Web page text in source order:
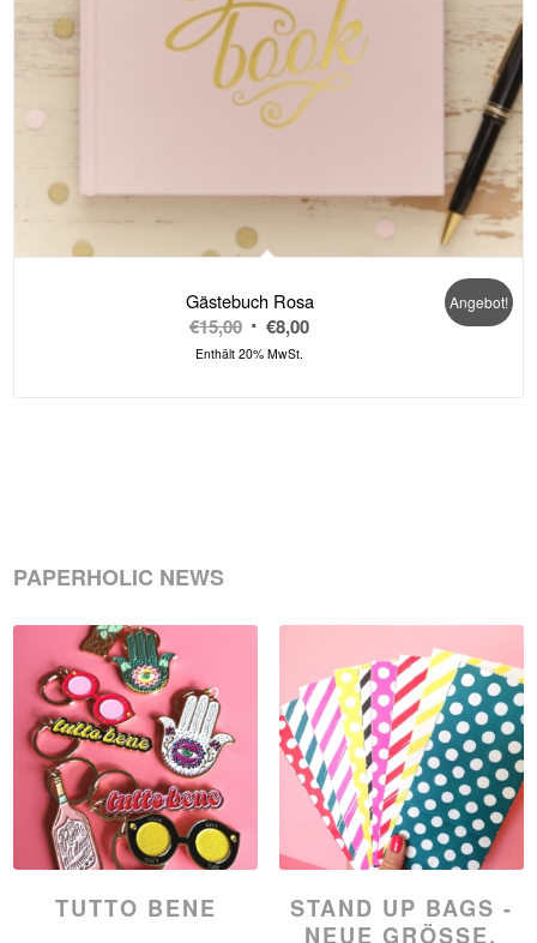
Gästebuch Rosa
€15,00 Ursprünglicher
Preis
€8,00Aktueller
Enthält 20% MwSt.
Angebot!
PAPERHOLIC NEWS
TUTTO BENE
STAND UP BAGS -
NEUE GRÖSSE, N